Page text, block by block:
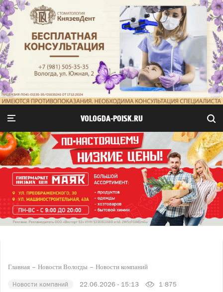
VOLOGDA-POISK.RU
Главная Новости Вологды Новости компаний
Новости компаний 22.06.2026 - 15:13 1 875